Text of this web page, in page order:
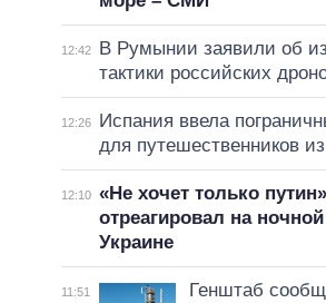
12:42
В Румынии заявили об
тактики российских
12:26
Испания ввела
для путешественников
12:10 «Не хочет только
отреагировал на
Украине
11:51
Генштаб